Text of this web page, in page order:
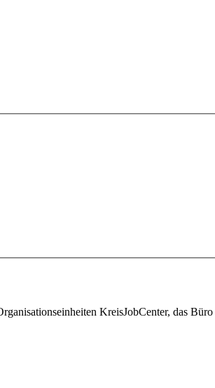
KreisJobCenter, das